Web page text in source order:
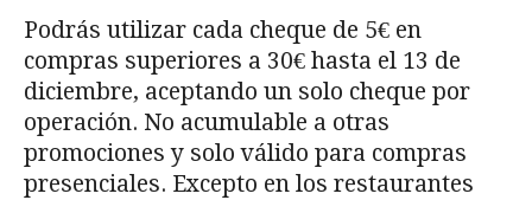
Podrás utilizar cada cheque de 5€ en
compras superiores a 30€ hasta el 13 de
diciembre, aceptando un solo cheque por
operación. No acumulable a otras
promociones y solo válido para compras
presenciales. Excepto en los restaurantes